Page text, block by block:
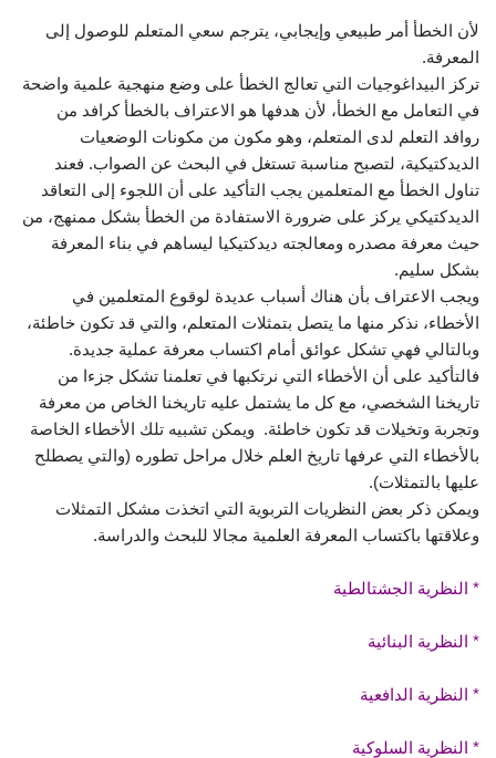
لأن الخطأ أمر طبيعي وإيجابي، يترجم سعي المتعلم للوصول إلى
المعرفة.
تركز البيداغوجيات التي تعالج الخطأ على وضع منهجية علمية واضحة
في التعامل مع الخطأ، لأن هدفها هو الاعتراف بالخطأ كرافد من
روافد التعلم لدى المتعلم، وهو مكون من مكونات الوضعيات
الديدكتيكية، لتصبح مناسبة تستغل في البحث عن الصواب. فعند
تناول الخطأ مع المتعلمين يجب التأكيد على أن اللجوء إلى التعاقد
الديدكتيكي يركز على ضرورة الاستفادة من الخطأ بشكل ممنهج، من
حيث معرفة مصدره ومعالجته ديدكتيكيا ليساهم في بناء المعرفة
بشكل سليم.
ويجب الاعتراف بأن هناك أسباب عديدة لوقوع المتعلمين في
الأخطاء، نذكر منها ما يتصل بتمثلات المتعلم، والتي قد تكون خاطئة،
وبالتالي فهي تشكل عوائق أمام اكتساب معرفة عملية جديدة.
فالتأكيد على أن الأخطاء التي نرتكبها في تعلمنا تشكل جزءا من
تاريخنا الشخصي، مع كل ما يشتمل عليه تاريخنا الخاص من معرفة
وتجربة وتخيلات قد تكون خاطئة. ويمكن تشبيه تلك الأخطاء الخاصة
بالأخطاء التي عرفها تاريخ العلم خلال مراحل تطوره (والتي يصطلح
عليها بالتمثلات).
ويمكن ذكر بعض النظريات التربوية التي اتخذت مشكل التمثلات
وعلاقتها باكتساب المعرفة العلمية مجالا للبحث والدراسة.
* النظرية الجشتالطية
* النظرية البنائية
* النظرية الدافعية
* النظرية السلوكية